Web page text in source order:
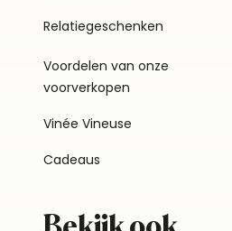
Relatiegeschenken
Voordelen van onze
voorverkopen
Vinée Vineuse
Cadeaus